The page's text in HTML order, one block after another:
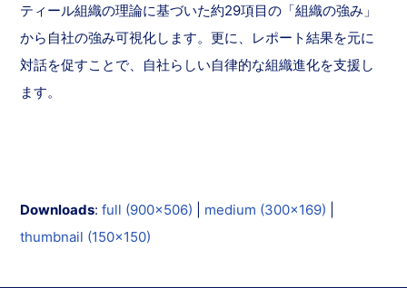
ティール組織の理論に基づいた約29項目の「組織の強み」
から自社の強み可視化します。更に、レポート結果を元に
対話を促すことで、自社らしい自律的な組織進化を支援し
ます。
Downloads:full (900x506) medium (300x169)
thumbnail (150x150)